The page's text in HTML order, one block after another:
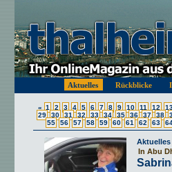
Aktuelles Rückblicke
« 1 2 3 4 5 6 7 8 9 10 11 12
29
30 31 32 33 34 35 36 37 38
55
56 57 58 59 60 61 62 63
Aktuelles
In Abu